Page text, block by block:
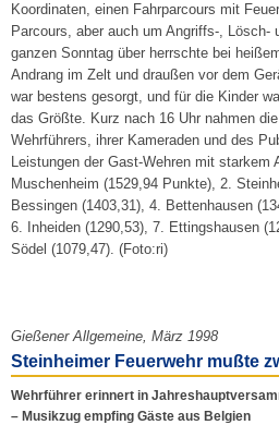
Koordinaten, einen Fahrparcours mit
Parcours, aber auch um Angriffs-, Lösch-
ganzen Sonntag über herrschte bei
Andrang im Zelt und draußen vor dem
war bestens gesorgt, und für die Kinder
das Größte. Kurz nach 16 Uhr nahmen
Wehrführers, ihrer Kameraden und des
Leistungen der Gast-Wehren mit starkem
Muschenheim (1529,94 Punkte), 2.
Bessingen (1403,31), 4. Bettenhausen
6. Inheiden (1290,53), 7. Ettingshausen
Södel (1079,47). (Foto:ri)
Gießener Allgemeine, März 1998
Steinheimer Feuerwehr mußte
Wehrführer erinnert in
– Musikzug empfing Gäste aus Belgien